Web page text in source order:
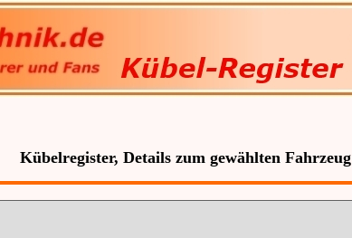
Kübelregister, Details zum gewählten Fahrzeug